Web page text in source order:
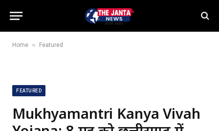
Home » Featured
FEATURED
Mukhyamantri Kanya Vivah